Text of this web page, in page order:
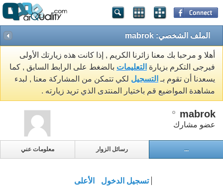
الملف الشخصي: mabrok
أهلا و مرحبا بك معنا زائرنا الكريم , إذا كانت هذه زيارتك الأولى
فيرجى التكرم بزيارة التعليمات بالضغط على الرابط السابق , كما
يسعدنا أن تقوم بـ التسجيل لكي تتمكن من المشاركة معنا , لبدء
مشاهدة المواضيع قم باختيار المنتدى الذي تريد زيارته .
mabrok
عضو مشارك
معلومات عني رسائل الزوار ...
تسجيل الدخول الأعلى